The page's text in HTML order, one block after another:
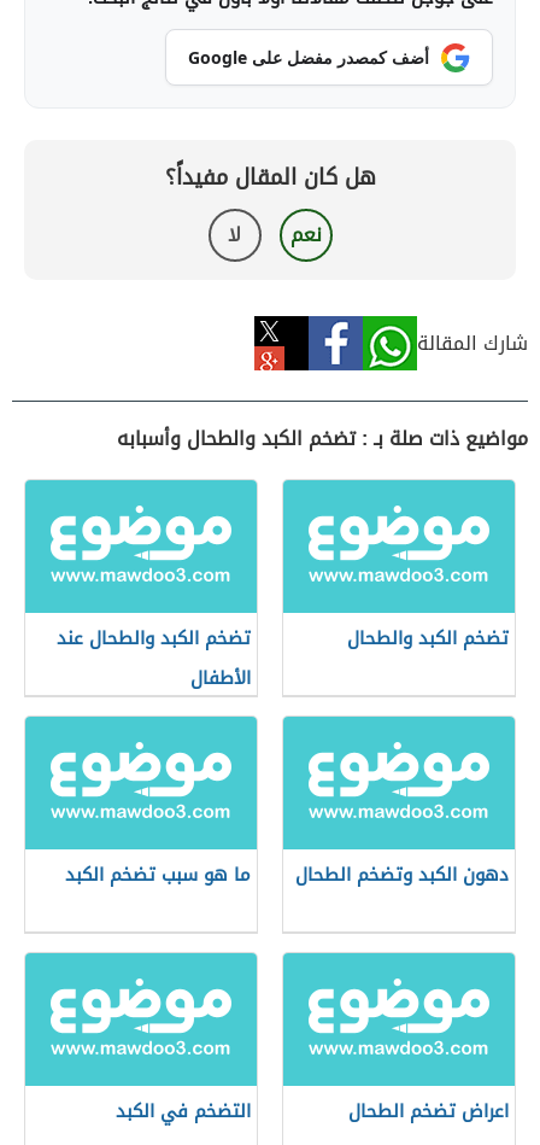
أضف كمصدر مفضل على Google
هل كان المقال مفيداً؟
نعم لا
شارك المقالة
مواضيع ذات صلة بـ : تضخم الكبد والطحال وأسبابه
تضخم الكبد والطحال
تضخم الكبد والطحال عند
الأطفال
دهون الكبد وتضخم الطحال ما هو سبب تضخم الكبد
اعراض تضخم الطحال التضخم في الكبد